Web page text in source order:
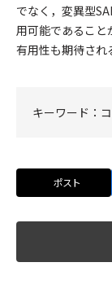
でなく，変異型
用可能であるこ
有用性も期待され
キーワード：
ポスト